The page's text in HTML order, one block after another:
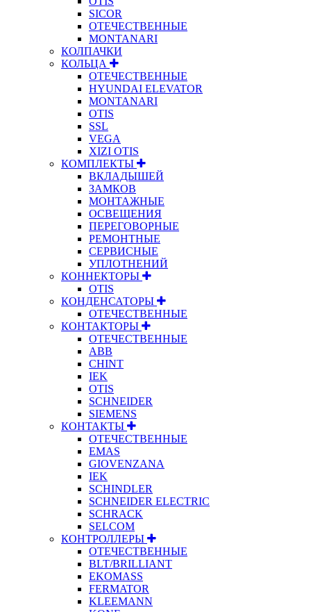
SICOR
ОТЕЧЕСТВЕННЫЕ
MONTANARI
КОЛПАЧКИ
КОЛЬЦА
ОТЕЧЕСТВЕННЫЕ
HYUNDAI ELEVATOR
MONTANARI
OTIS
SSL
VEGA
XIZI OTIS
КОМПЛЕКТЫ
ВКЛАДЫШЕЙ
ЗАМКОВ
МОНТАЖНЫЕ
ОСВЕЩЕНИЯ
ПЕРЕГОВОРНЫЕ
РЕМОНТНЫЕ
СЕРВИСНЫЕ
УПЛОТНЕНИЙ
КОННЕКТОРЫ
OTIS
КОНДЕНСАТОРЫ
ОТЕЧЕСТВЕННЫЕ
КОНТАКТОРЫ
ОТЕЧЕСТВЕННЫЕ
ABB
CHINT
IEK
OTIS
SCHNEIDER
SIEMENS
КОНТАКТЫ
ОТЕЧЕСТВЕННЫЕ
EMAS
GIOVENZANA
IEK
SCHINDLER
SCHNEIDER ELECTRIC
SCHRACK
SELCOM
КОНТРОЛЛЕРЫ
ОТЕЧЕСТВЕННЫЕ
BLT/BRILLIANT
EKOMASS
FERMATOR
KLEEMANN